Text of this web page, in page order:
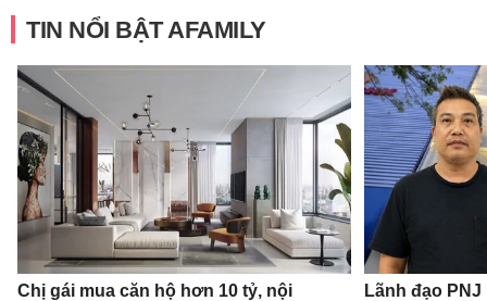
TIN NỔI BẬT AFAMILY
Chị gái mua căn hộ hơn 10 tỷ, nội
Lãnh đạo